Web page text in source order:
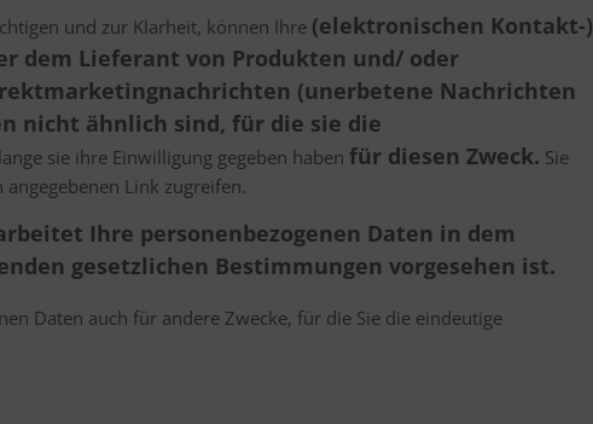
und zur Klarheit, können Ihre (elektronischen Kontakt-)
dem Lieferant von Produkten und/ oder
(unerbetene Nachrichten
nicht ähnlich sind, für die sie die
sie ihre Einwilligung gegeben haben für diesen Zweck. Sie
Link zugreifen.
Ihre personenbezogenen Daten in dem
gesetzlichen Bestimmungen vorgesehen ist.
Daten auch für andere Zwecke, für die Sie die eindeutige